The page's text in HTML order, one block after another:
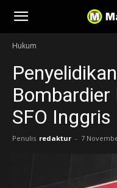
Manuver
Hukum
Bombardier
SFO Inggris
Penulis redaktur - 7